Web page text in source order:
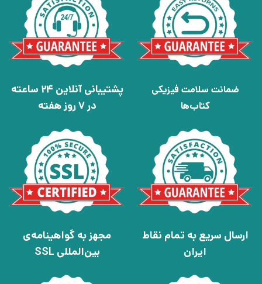
ضمانت سلامت فیزیکی
کتاب‌ها
پشتیبانی آنلاین 24 ساعته
در 7 روز هفته
ارسال سریع به تمام نقاط
ایران
مجهز به گواهینامه‌ی
بین‌المللی SSL